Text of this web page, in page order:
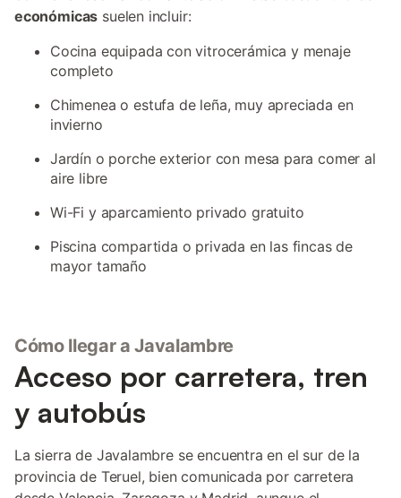
económicas suelen incluir:
Cocina equipada con vitrocerámica y menaje
completo
Chimenea o estufa de leña, muy apreciada en
invierno
Jardín o porche exterior con mesa para comer al
aire libre
Wi-Fi y aparcamiento privado gratuito
Piscina compartida o privada en las fincas de
mayor tamaño
Cómo llegar a Javalambre
Acceso por carretera, tren
y autobús
La sierra de Javalambre se encuentra en el sur de la
provincia de Teruel, bien comunicada por carretera